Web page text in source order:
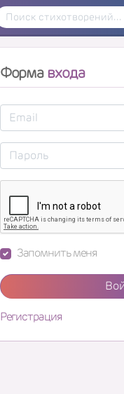
Форма входа
Запомнить меня
Регистрация